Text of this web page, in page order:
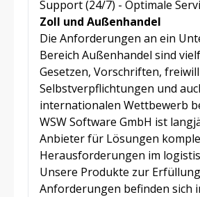
Support (24/7) - Optimale
Zoll und Außenhandel
Die Anforderungen an ein
Bereich Außenhandel sind
Gesetzen, Vorschriften,
Selbstverpflichtungen und
internationalen Wettbewerb
WSW Software GmbH ist
Anbieter für Lösungen
Herausforderungen im
Unsere Produkte zur
Anforderungen befinden sich